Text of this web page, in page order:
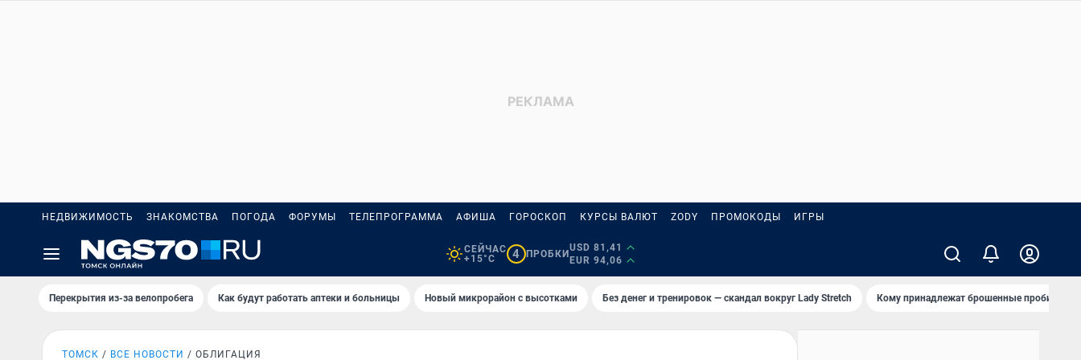
НЕДВИЖИМОСТЬ ЗНАКОМСТВА ПОГОДА ФОРУМЫ ТЕЛЕПРОГРАММА АФИША ГОРОСКОП КУРСЫ ВАЛЮТ ZODY ПРОМОКОДЫ ИГРЫ
СЕЙЧАС
+15°C
4 ПРОБКИ
USD 81,41
EUR 94,06
Перекрытия из-за велопробега Как будут работать аптеки и больницы Новый микрорайон с высотками Без денег и тренировок — скандал вокруг Lady Stretch Кому принадлежат брошенные пробирки?
ТОМСК ВСЕ НОВОСТИ ОБЛИГАЦИЯ